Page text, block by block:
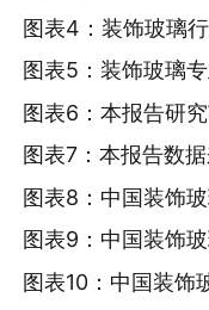
图表4：装饰玻璃
图表5：装饰玻璃
图表6：本报告研
图表7：本报告数
图表8：中国装饰
图表9：中国装饰
图表10：中国装饰